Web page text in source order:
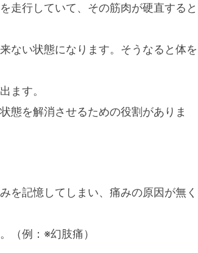
走行していて、その筋肉が硬直すると
ない状態になります。そうなると体を
ます。
態を解消させるための役割がありま
を記憶してしまい、痛みの原因が無く
（例：※幻肢痛）